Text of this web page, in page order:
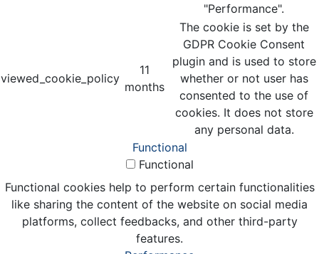
"Performance".
viewed_cookie_policy
11
months
The cookie is set by the
GDPR Cookie Consent
plugin and is used to store
whether or not user has
consented to the use of
cookies. It does not store
any personal data.
Functional
Functional
Functional cookies help to perform certain functionalities
like sharing the content of the website on social media
platforms, collect feedbacks, and other third-party
features.